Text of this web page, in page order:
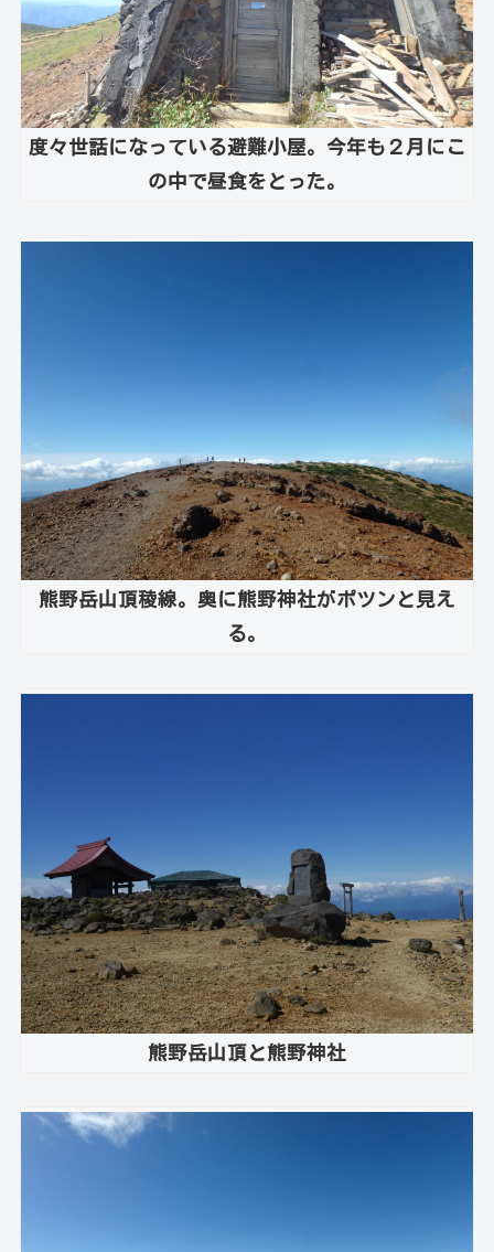
度々世話になっている避難小屋。今年も２月にこ
の中で昼食をとった。
熊野岳山頂稜線。奥に熊野神社がポツンと見え
る。
熊野岳山頂と熊野神社